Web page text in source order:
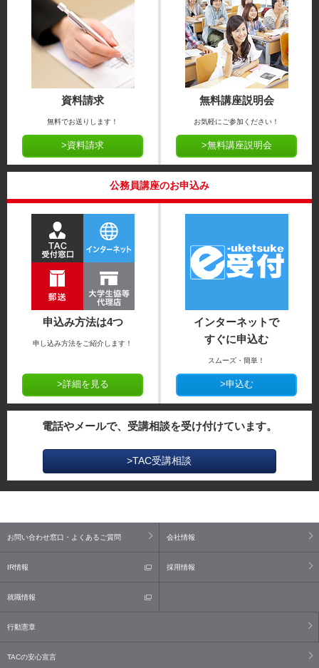
資料請求
無料でお送りします！
>資料請求
無料講座説明会
お気軽にご参加ください！
>無料講座説明会
公務員講座のお申込み
申込み方法は4つ
申し込み方法をご紹介します！
>詳細を見る
インターネットで
すぐに申込む
スムーズ・簡単！
>申込む
電話やメールで、受講相談を受け付けています。
>TAC受講相談
お問い合わせ窓口・よくあるご質問 会社情報
IR情報 採用情報
就職情報
行動憲章
TACの安心宣言